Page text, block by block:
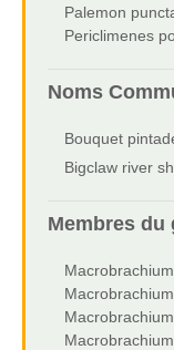
Palemon
Periclimenes
Noms
Bouquet
Bigclaw river
Membres du